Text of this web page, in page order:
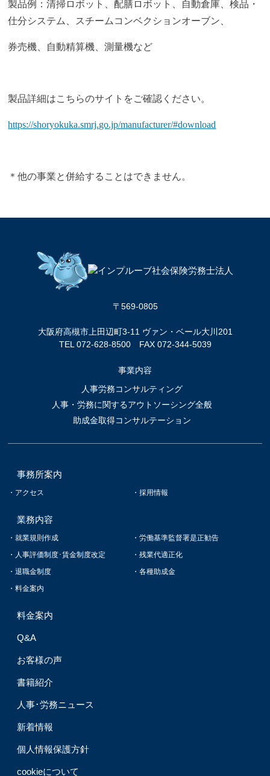
製品例：清掃ロボット、配膳ロボット、自動倉庫、検品・
仕分システム、スチームコンベクションオーブン、
券売機、自動精算機、測量機など
製品詳細はこちらのサイトをご確認ください。
https://shoryokuka.smrj.go.jp/manufacturer/#download
＊他の事業と併給することはできません。
〒569-0805
大阪府高槻市上田辺町3-11 ヴァン・ベール大川201
TEL 072-628-8500FAX 072-344-5039
事業内容
人事労務コンサルティング
人事・労務に関するアウトソーシング全般
助成金取得コンサルテーション
事務所案内
アクセス 採用情報
業務内容
就業規則作成
労働基準監督署是正勧告
人事評価制度･賃金制度改定
残業代適正化
退職金制度
各種助成金
料金案内
料金案内
Q&A
お客様の声
書籍紹介
人事･労務ニュース
新着情報
個人情報保護方針
cookieについて